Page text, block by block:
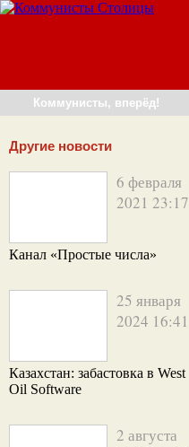
Коммунисты, вперёд!
Другие новости
6 февраля
2021 23:17
Канал «Простые числа»
25 января
2024 16:41
Казахстан: забастовка в West
Oil Software
2 августа